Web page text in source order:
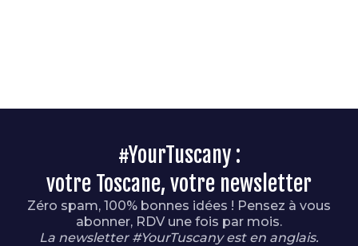
#YourTuscany :
votre Toscane, votre newsletter
Zéro spam, 100% bonnes idées ! Pensez à vous
abonner, RDV une fois par mois.
La newsletter #YourTuscany est en anglais.